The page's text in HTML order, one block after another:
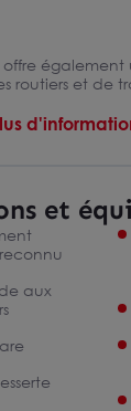
offre
routiers et de
et
aux